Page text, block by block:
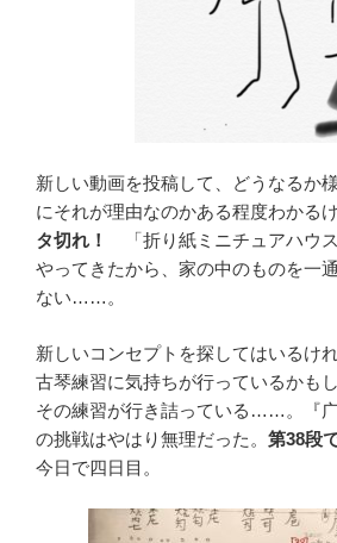
新しい動画を投稿して、どうなるか
にそれが理由なのかある程度わかる
タ切れ！
「折り紙ミニチュアハウ
やってきたから、家の中のものを一
ない……。
新しいコンセプトを探してはいるけ
古琴練習に気持ちが行っているかも
その練習が行き詰っている……。『
の挑戦はやはり無理だった。 第38段
今日で四日目。